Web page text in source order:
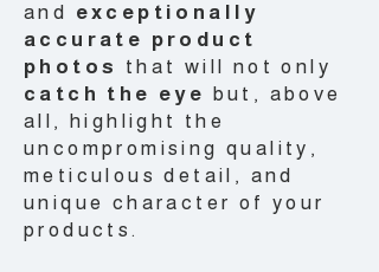
and exceptionally
accurate product
photos
that will not only
catch the eye but, above
all, highlight the
uncompromising quality,
meticulous detail, and
unique character of your
products.